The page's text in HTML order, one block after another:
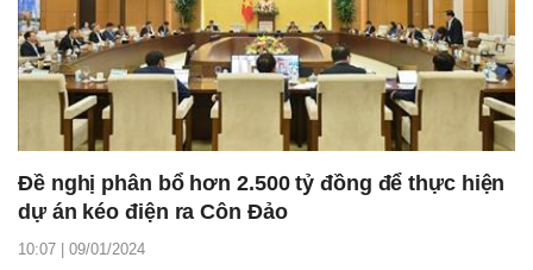
Đề nghị phân bổ hơn 2.500 tỷ đồng để thực hiện
dự án kéo điện ra Côn Đảo
10:07 | 09/01/2024